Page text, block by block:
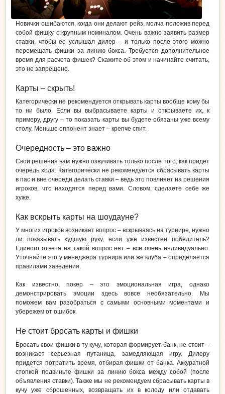
Новички ошибаются, когда они делают рейз, молча положив перед
собой фишку с крупным номиналом. Очень важно заявить размер
ставки, чтобы ее услышал дилер – и только после этого можно
перемещать фишки за линию бокса. Требуется дополнительное
время для расчета фишек? Скажите об этом и начинайте считать,
это не запрещено.
Карты – скрыть!
Категорически не рекомендуется открывать карты вообще кому бы
то ни было. Если вы выбрасываете карты и открываете их, к
примеру, другу – то показать карты вы будете обязаны уже всему
столу. Меньше оппонент знает – крепче спит.
Очередность – это важно
Свои решения вам нужно озвучивать только после того, как придет
очередь хода. Категорически не рекомендуется сбрасывать карты
в пас и вне очереди делать ставки – ведь это повлияет на решения
игроков, что находятся перед вами. Словом, сделаете себе же
хуже.
Как вскрыть карты на шоудауне?
У многих игроков возникает вопрос – вскрываясь на турнире, нужно
ли показывать худшую руку, если уже известен победитель?
Единого ответа на такой вопрос нет – все очень индивидуально.
Уточняйте это у менеджера турнира или же клуба – определяется
правилами заведения.
Как известно, покер – это эмоциональная игра, однако
демонстрировать эмоции здесь вовсе необязательно. Мы
поможем вам разобраться с самыми основными моментами и
убережем от ошибок.
Не стоит бросать карты и фишки
Бросать свои фишки в ту кучу, которая формирует банк, не стоит –
возникает серьезная путаница, замедляющая игру. Дилеру
придется потратить время, отбирая фишки от банка. Аккуратной
стопкой подвиньте фишки за линию бокса между собой (после
объявления ставки). Также мы не рекомендуем сбрасывать карты в
кучу уже сброшенных, возвращать их в колоду или отдавать